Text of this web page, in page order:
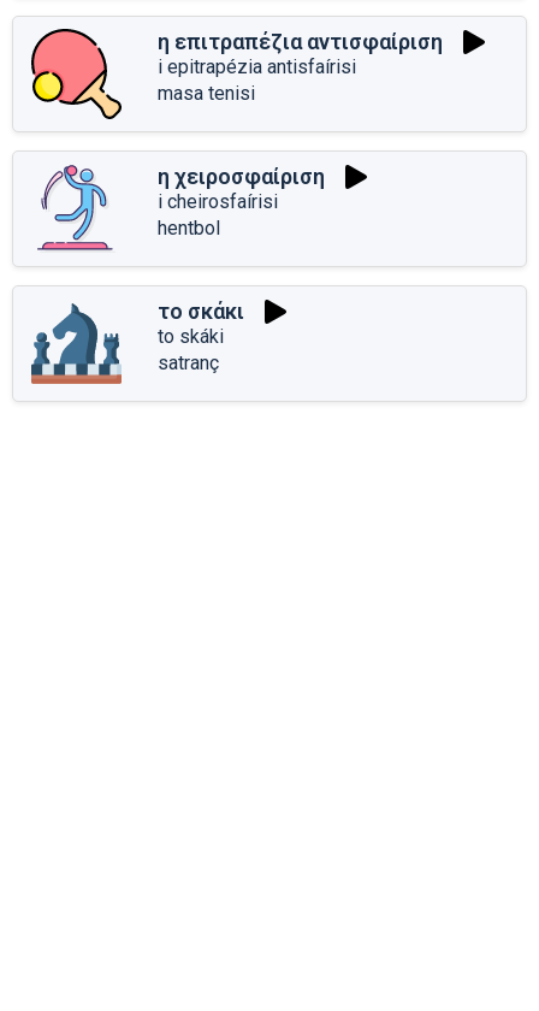
η επιτραπέζια αντισφαίριση
i epitrapézia antisfaírisi
masa tenisi
η χειροσφαίριση
i cheirosfaírisi
hentbol
το σκάκι
to skáki
satranç